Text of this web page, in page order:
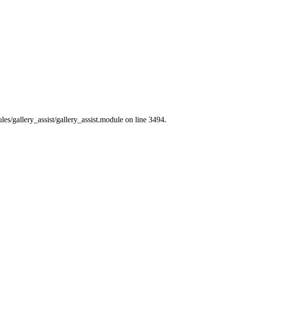
gallery_assist/gallery_assist.module on line 3494.